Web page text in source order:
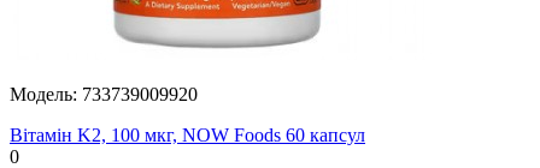
Модель: 733739009920
Вітамін K2, 100 мкг, NOW Foods 60 капсул
0